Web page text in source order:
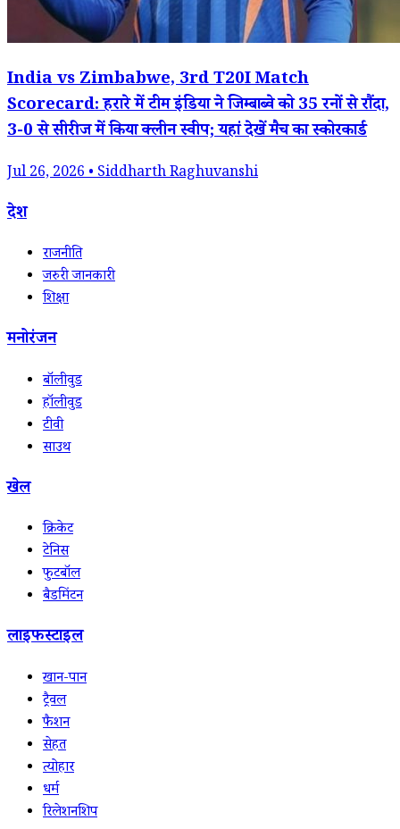
India vs Zimbabwe, 3rd T20I Match
Scorecard: हरारे में टीम इंडिया ने जिम्बाब्वे को 35 रनों से रौंदा,
3-0 से सीरीज में किया क्लीन स्वीप; यहां देखें मैच का स्कोरकार्ड
Jul 26, 2026 • Siddharth Raghuvanshi
देश
राजनीति
जरुरी जानकारी
शिक्षा
मनोरंजन
बॉलीवुड
हॉलीवुड
टीवी
साउथ
खेल
क्रिकेट
टेनिस
फुटबॉल
बैडमिंटन
लाइफस्टाइल
खान-पान
ट्रैवल
फैशन
सेहत
त्योहार
धर्म
रिलेशनशिप